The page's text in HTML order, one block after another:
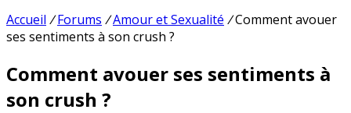
Accueil / Forums /Amour et Sexualité /Comment avouer
ses sentiments à son crush ?
Comment avouer ses sentiments à
son crush ?